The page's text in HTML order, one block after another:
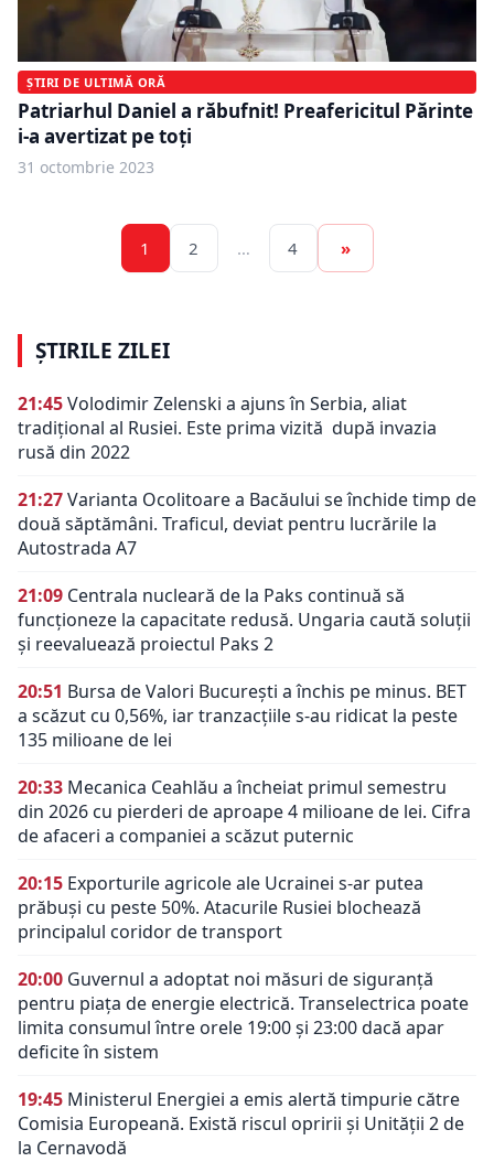
ȘTIRI DE ULTIMĂ ORĂ
Patriarhul Daniel a răbufnit! Preafericitul Părinte
i-a avertizat pe toţi
31 octombrie 2023
1 2 … 4 »
ȘTIRILE ZILEI
21:45Volodimir Zelenski a ajuns în Serbia, aliat
tradiţional al Rusiei. Este prima vizită după invazia
rusă din 2022
21:27Varianta Ocolitoare a Bacăului se închide timp de
două săptămâni. Traficul, deviat pentru lucrările la
Autostrada A7
21:09 Centrala nucleară de la Paks continuă să
funcționeze la capacitate redusă. Ungaria caută soluții
și reevaluează proiectul Paks 2
20:51 Bursa de Valori București a închis pe minus. BET
a scăzut cu 0,56%, iar tranzacțiile s-au ridicat la peste
135 milioane de lei
20:33 Mecanica Ceahlău a încheiat primul semestru
din 2026 cu pierderi de aproape 4 milioane de lei. Cifra
de afaceri a companiei a scăzut puternic
20:15 Exporturile agricole ale Ucrainei s-ar putea
prăbuși cu peste 50%. Atacurile Rusiei blochează
principalul coridor de transport
20:00 Guvernul a adoptat noi măsuri de siguranță
pentru piața de energie electrică. Transelectrica poate
limita consumul între orele 19:00 și 23:00 dacă apar
deficite în sistem
19:45 Ministerul Energiei a emis alertă timpurie către
Comisia Europeană. Există riscul opririi și Unității 2 de
la Cernavodă